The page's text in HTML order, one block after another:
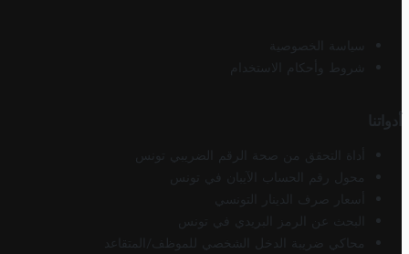
سياسة الخصوصية
شروط وأحكام الاستخدام
أدواتنا
أداة التحقق من صحة الرقم الضريبي تونس
محول رقم الحساب الآيبان في تونس
أسعار صرف الدينار التونسي
البحث عن الرمز البريدي في تونس
محاكي ضريبة الدخل الشخصي للموظف/المتقاعد